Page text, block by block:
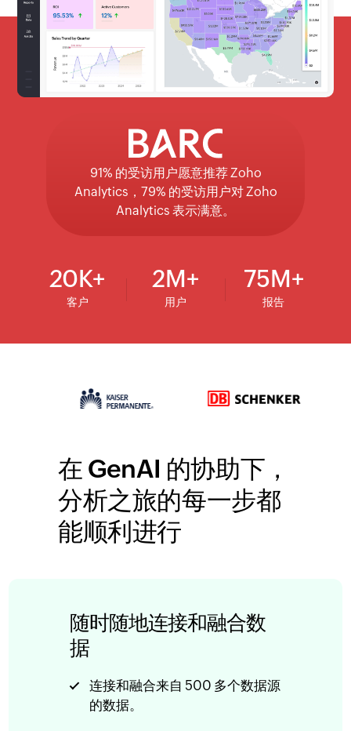
连续第四年入选！Zoho入选 2025 年
Gartner 商业智能分析魔力象限。
查看详情
作为客户体验模型的体验领导者和供应商
可信度模型的信誉领导者广受认可。
91% 的受访用户愿意推荐 Zoho
Analytics，79% 的受访用户对 Zoho
Analytics 表示满意。
20K
客户
2M
用户
75M
报告
在 GenAI 的协助下，
分析之旅的每一步都
能顺利进行
随时随地连接和融合数
据
连接和融合来自 500 多个数据源
的数据。